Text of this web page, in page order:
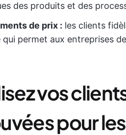
des produits et des
de prix : les clients
qui permet aux entreprises
vos
pour